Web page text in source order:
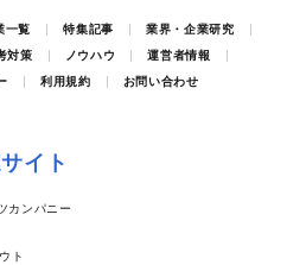
一覧 特集記事
業界・企業研究
対策 ノウハウ
運営者情報
利用規約 お問い合わせ
イト
カンパニー
ト